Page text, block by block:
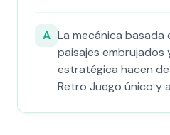
A La mecánica basada
paisajes embrujados
estratégica hacen
Retro Juego único y